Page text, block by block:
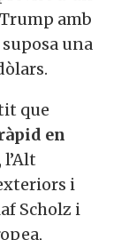
varen
en
2023,
2% del
dòlars.